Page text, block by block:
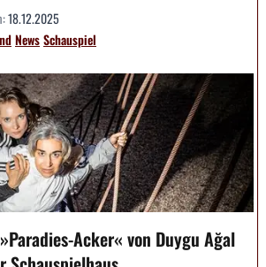
18.12.2025
NewsSchauspiel
Acker« von Duygu Ağal